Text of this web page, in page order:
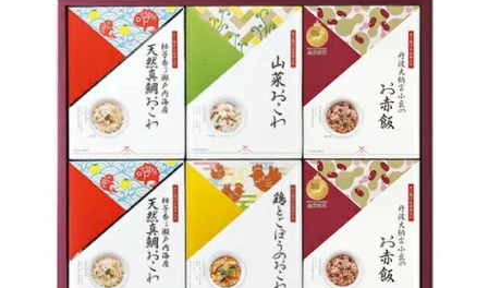
ACCOUNT MENU
ようこそ ゲスト 様
ログイン person 会員登録
商品カテゴリから探す
キャンペーン・季節商品・
数量限定から探す